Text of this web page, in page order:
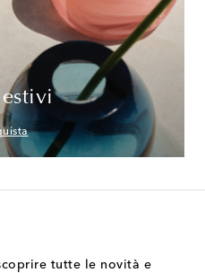
tutte le novità e